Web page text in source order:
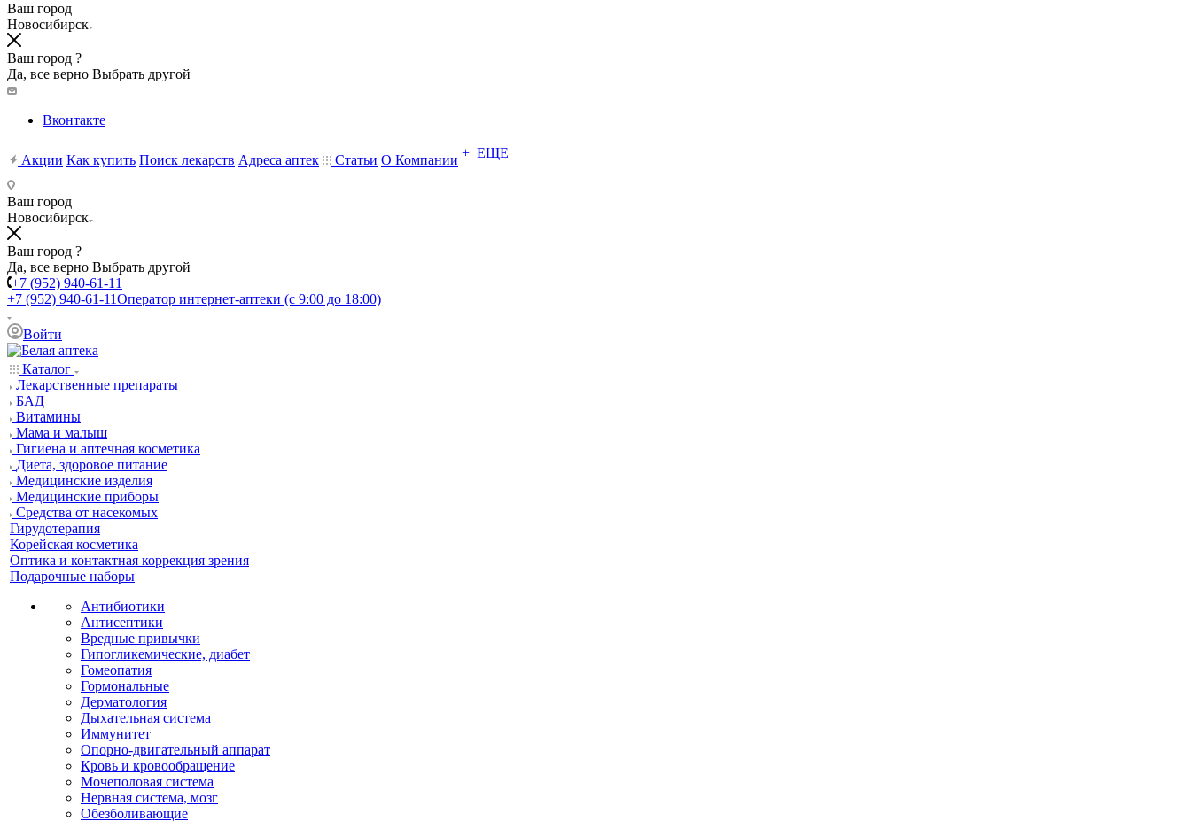
Ваш город
Новосибирск
Ваш город ?
Да, все верно Выбрать другой
Вконтакте
Акции Как купить Поиск лекарств Адреса аптек Статьи О Компании + ЕЩЕ
Ваш город
Новосибирск
Ваш город ?
Да, все верно Выбрать другой
+7 (952) 940-61-11
+7 (952) 940-61-11Оператор интернет-аптеки (с 9:00 до 18:00)
Войти
Каталог
Лекарственные препараты
БАД
Витамины
Мама и малыш
Гигиена и аптечная косметика
Диета, здоровое питание
Медицинские изделия
Медицинские приборы
Средства от насекомых
Гирудотерапия
Корейская косметика
Оптика и контактная коррекция зрения
Подарочные наборы
Антибиотики
Антисептики
Вредные привычки
Гипогликемические, диабет
Гомеопатия
Гормональные
Дерматология
Дыхательная система
Иммунитет
Опорно-двигательный аппарат
Кровь и кровообращение
Мочеполовая система
Нервная система, мозг
Обезболивающие